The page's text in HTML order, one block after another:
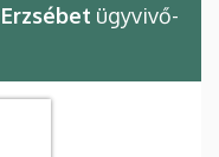
ügyvivő-